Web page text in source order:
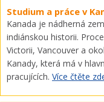
Studium a práce v
Kanada je nádherná
indiánskou historii.
Victorii, Vancouver a
Kanady, která má v
pracujících. Více čtěte